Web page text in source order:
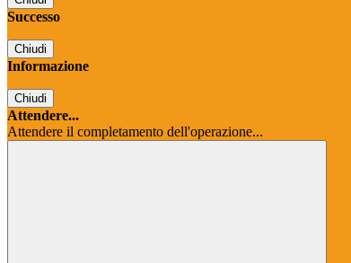
Successo
Chiudi
Informazione
Chiudi
Attendere...
Attendere il completamento dell'operazione...